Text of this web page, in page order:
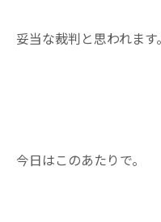
妥当な裁判と思われます。
今日はこのあたりで。